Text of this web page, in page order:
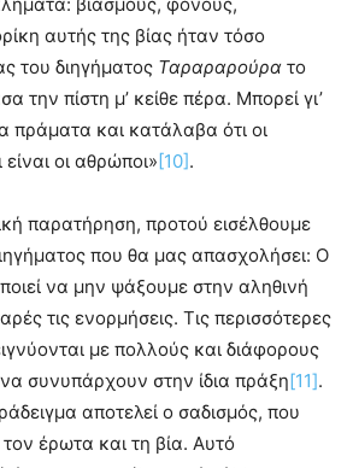
βιασμούς, φόνους,
αυτής της βίας ήταν τόσο
του διηγήματος Ταραραρούρα το
την πίστη μ’ κείθε πέρα. Μπορεί γι’
πράματα και κατάλαβα ότι οι
είναι οι αθρώποι» [10].
παρατήρηση, προτού εισέλθουμε
που θα μας απασχολήσει: Ο
να μην ψάξουμε στην αληθινή
τις ενορμήσεις. Τις περισσότερες
με πολλούς και διάφορους
συνυπάρχουν στην ίδια πράξη[11].
αποτελεί ο σαδισμός, που
έρωτα και τη βία. Αυτό